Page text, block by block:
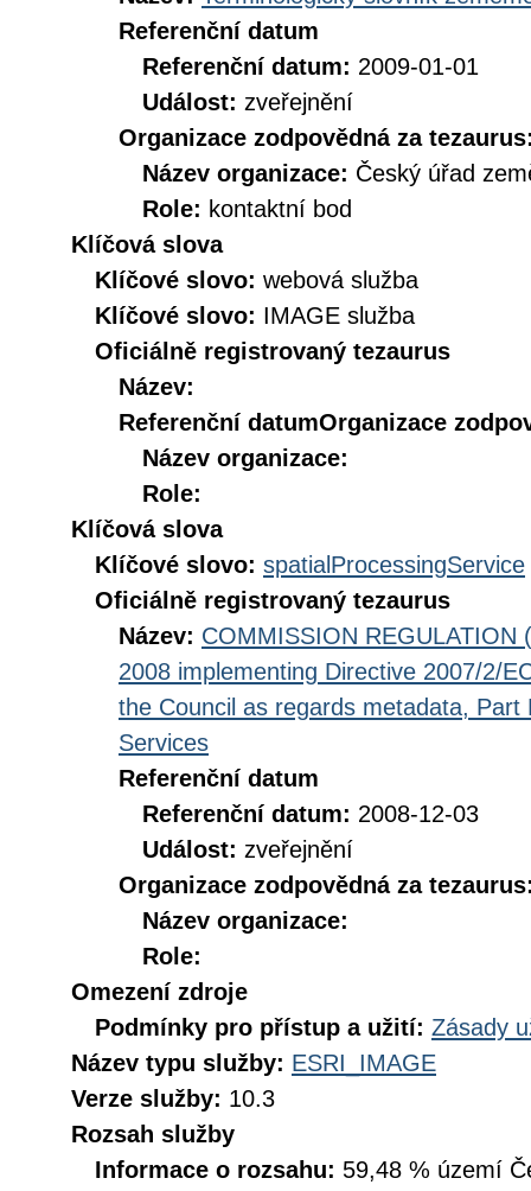
Referenční datum
Referenční datum: 2009-01-01
Událost: zveřejnění
Organizace zodpovědná za
Název organizace: Český úřad
Role: kontaktní bod
Klíčová slova
Klíčové slovo: webová služba
Klíčové slovo: IMAGE služba
Oficiálně registrovaný tezaurus
Název:
Referenční datumOrganizace
Název organizace:
Role:
Klíčová slova
Klíčové slovo: spatialProcessingService
Oficiálně registrovaný tezaurus
Název: COMMISSION REGULATION
2008 implementing Directive 2007/2/
the Council as regards metadata,
Services
Referenční datum
Referenční datum: 2008-12-03
Událost: zveřejnění
Organizace zodpovědná za
Název organizace:
Role:
Omezení zdroje
Podmínky pro přístup a užití: Zásady
Název typu služby: ESRI_IMAGE
Verze služby: 10.3
Rozsah služby
Informace o rozsahu: 59,48 % území